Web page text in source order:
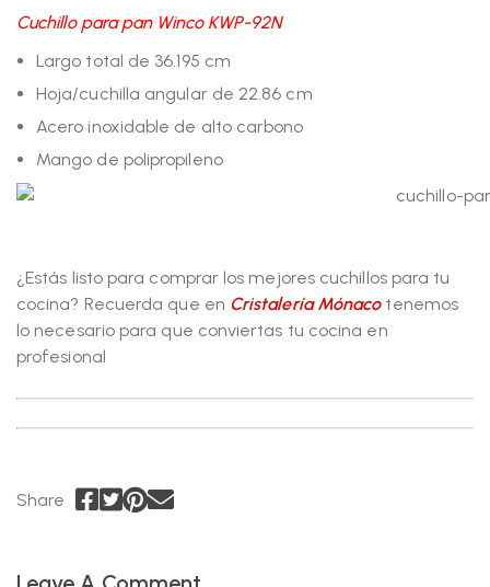
Cuchillo para pan Winco KWP-92N
Largo total de 36.195 cm
Hoja/cuchilla angular de 22.86 cm
Acero inoxidable de alto carbono
Mango de polipropileno
¿Estás listo para comprar los mejores cuchillos para tu
cocina? Recuerda que en Cristalería Mónacotenemos
lo necesario para que conviertas tu cocina en
profesional
Share